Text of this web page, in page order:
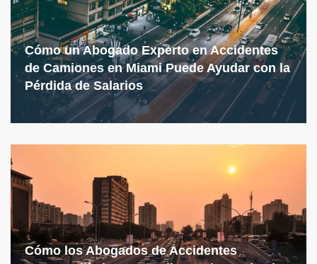
Cómo un Abogado Experto en Accidentes
de Camiones en Miami Puede Ayudar con la
Pérdida de Salarios
Cómo los Abogados de Accidentes